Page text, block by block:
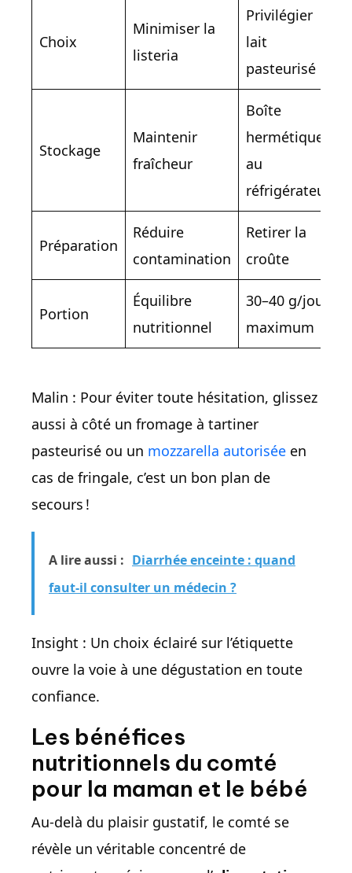
Choix
Minimiser la
listeria
Privilégier
lait
pasteurisé
Stockage
Maintenir
fraîcheur
Boîte
hermétique
au
réfrigérateur
Préparation
Réduire
contamination
Retirer la
croûte
Portion
Équilibre
nutritionnel
30–40 g/jour
maximum
Malin : Pour éviter toute hésitation, glissez
aussi à côté un fromage à tartiner
pasteurisé ou un mozzarella autorisée en
cas de fringale, c’est un bon plan de
secours !
A lire aussi : Diarrhée enceinte : quand
faut-il consulter un médecin ?
Insight : Un choix éclairé sur l’étiquette
ouvre la voie à une dégustation en toute
confiance.
Les bénéfices
nutritionnels du comté
pour la maman et le bébé
Au-delà du plaisir gustatif, le comté se
révèle un véritable concentré de